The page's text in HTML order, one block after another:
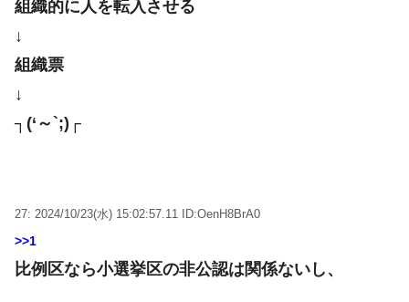
組織的に人を転入させる
↓
組織票
↓
┐(‘～`;)┌
27: 2024/10/23(水) 15:02:57.11 ID:OenH8BrA0
>>1
比例区なら小選挙区の非公認は関係ないし、